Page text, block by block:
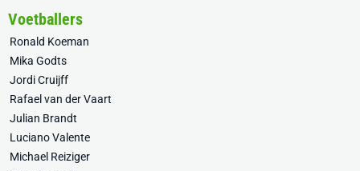
Voetballers
Ronald Koeman
Mika Godts
Jordi Cruijff
Rafael van der Vaart
Julian Brandt
Luciano Valente
Michael Reiziger